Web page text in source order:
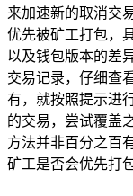
来加速新的取消交
优先被矿工打包，
以及钱包版本的差
交易记录，仔细查
有，就按照提示进
的交易，尝试覆盖
方法并非百分之百
矿工是否会优先打